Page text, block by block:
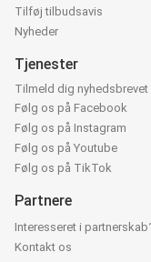
Tilføj tilbudsavis
Nyheder
Tjenester
Tilmeld dig nyhedsbrevet
Følg os på Facebook
Følg os på Instagram
Følg os på Youtube
Følg os på TikTok
Partnere
Interesseret i
Kontakt os